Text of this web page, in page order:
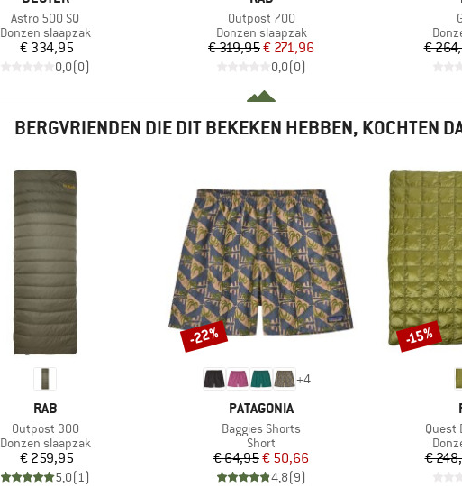
Artikel
Astro 500 SQ
Productgroep
Donzen slaapzak
Prijs
€ 334,95
0,0(0)
Artikel
Outpost 700
Productgroep
Donzen slaapzak
Prijs
€ 319,95Verlaagde prijs
€ 271,96
0,0(0)
€
BERGVRIENDEN DIE DIT BEKEKEN HEBBEN, KOCHTEN
MERK
RAB
Artikel
Outpost 300
Productgroep
Donzen slaapzak
Prijs
€ 259,95
5,0(1)
+4
MERK
PATAGONIA
Artikel
Baggies Shorts
Productgroep
Short
Prijs
€ 64,95Verlaagde prijs
€ 50,66
4,8(9)
Korting
-22%
Artikel
Quest
€
Korting
-15%